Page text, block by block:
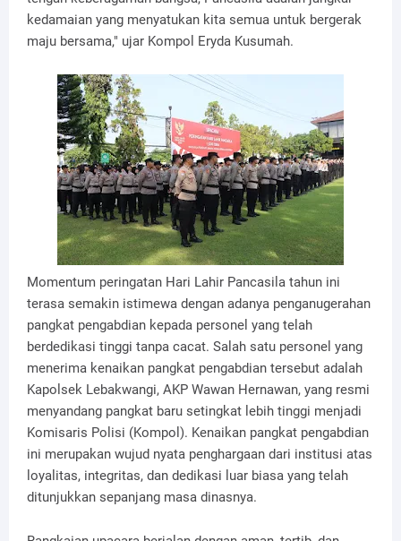
kedamaian yang menyatukan kita semua untuk bergerak
maju bersama," ujar Kompol Eryda Kusumah.
Momentum peringatan Hari Lahir Pancasila tahun ini
terasa semakin istimewa dengan adanya penganugerahan
pangkat pengabdian kepada personel yang telah
berdedikasi tinggi tanpa cacat. Salah satu personel yang
menerima kenaikan pangkat pengabdian tersebut adalah
Kapolsek Lebakwangi, AKP Wawan Hernawan, yang resmi
menyandang pangkat baru setingkat lebih tinggi menjadi
Komisaris Polisi (Kompol). Kenaikan pangkat pengabdian
ini merupakan wujud nyata penghargaan dari institusi atas
loyalitas, integritas, dan dedikasi luar biasa yang telah
ditunjukkan sepanjang masa dinasnya.